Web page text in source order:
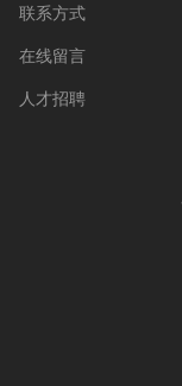
联系方式
在线留言
人才招聘